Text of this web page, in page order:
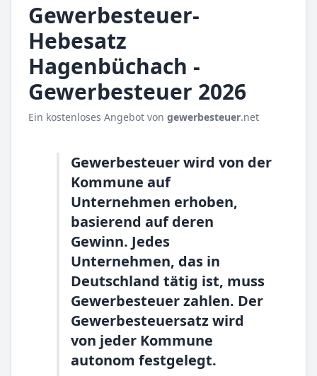
Gewerbesteuer-
Hebesatz
Hagenbüchach -
Gewerbesteuer 2026
Ein kostenloses Angebot von gewerbesteuer.net
Gewerbesteuer wird von der
Kommune auf
Unternehmen erhoben,
basierend auf deren
Gewinn. Jedes
Unternehmen, das in
Deutschland tätig ist, muss
Gewerbesteuer zahlen. Der
Gewerbesteuersatz wird
von jeder Kommune
autonom festgelegt.